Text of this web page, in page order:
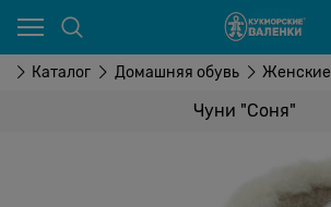
Каталог Домашняя обувь Женские
Чуни "Соня"